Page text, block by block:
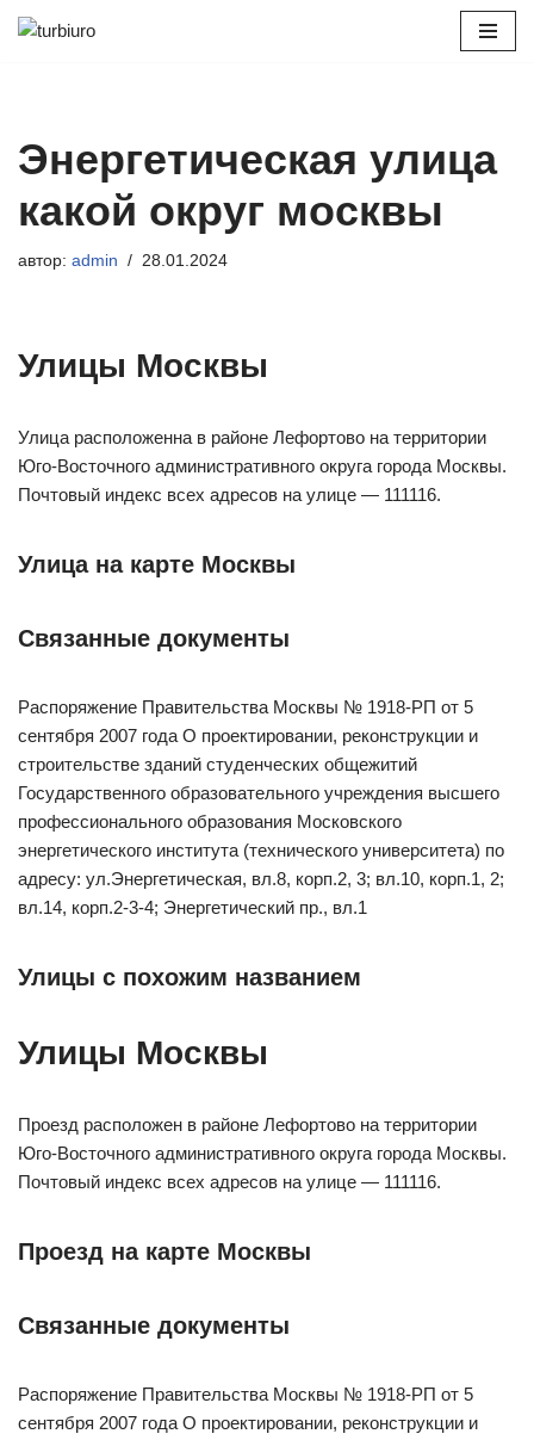
Энергетическая улица
какой округ москвы
автор: admin 28.01.2024
Улицы Москвы
Улица расположенна в районе Лефортово на территории
Юго-Восточного административного округа города Москвы.
Почтовый индекс всех адресов на улице — 111116.
Улица на карте Москвы
Связанные документы
Распоряжение Правительства Москвы № 1918-РП от 5
сентября 2007 года О проектировании, реконструкции и
строительстве зданий студенческих общежитий
Государственного образовательного учреждения высшего
профессионального образования Московского
энергетического института (технического университета) по
адресу: ул.Энергетическая, вл.8, корп.2, 3; вл.10, корп.1, 2;
вл.14, корп.2-3-4; Энергетический пр., вл.1
Улицы с похожим названием
Улицы Москвы
Проезд расположен в районе Лефортово на территории
Юго-Восточного административного округа города Москвы.
Почтовый индекс всех адресов на улице — 111116.
Проезд на карте Москвы
Связанные документы
Распоряжение Правительства Москвы № 1918-РП от 5
сентября 2007 года О проектировании, реконструкции и